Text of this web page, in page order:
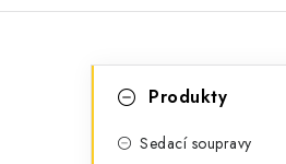
kategorieProdukty
Sedací soupravy